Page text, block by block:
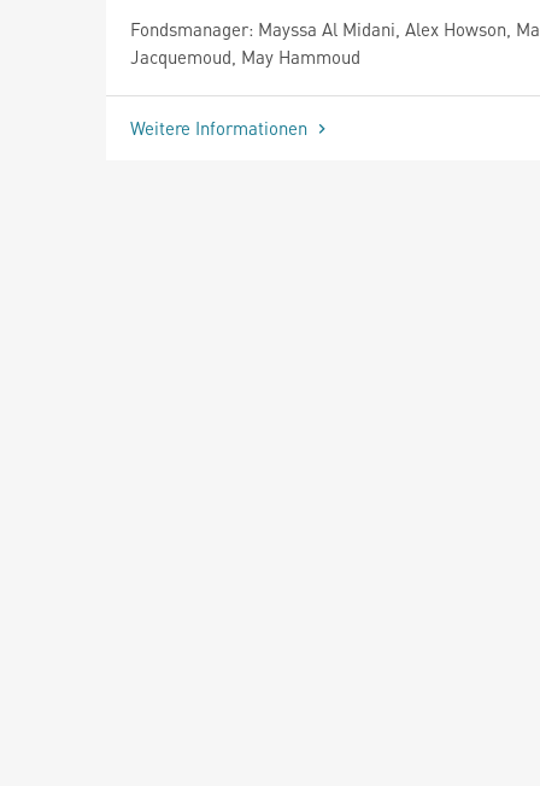
Fondsmanager: Mayssa Al Midani, Alex Howson,
Jacquemoud, May Hammoud
Weitere Informationen